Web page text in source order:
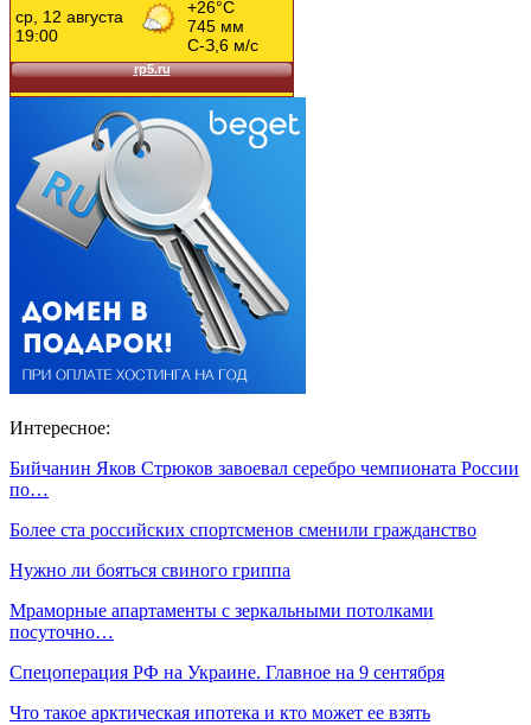
Интересное:
Бийчанин Яков Стрюков завоевал серебро чемпионата России
по…
Более ста российских спортсменов сменили гражданство
Нужно ли бояться свиного гриппа
Мраморные апартаменты с зеркальными потолками
посуточно…
Спецоперация РФ на Украине. Главное на 9 сентября
Что такое арктическая ипотека и кто может ее взять